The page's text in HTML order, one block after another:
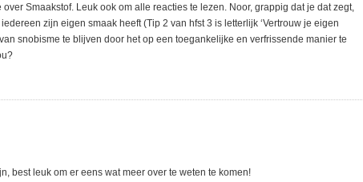
Smaakstof. Leuk ook om alle reacties te lezen. Noor, grappig dat je dat zegt,
zijn eigen smaak heeft (Tip 2 van hfst 3 is letterlijk ‘Vertrouw je eigen
snobisme te blijven door het op een toegankelijke en verfrissende manier te
best leuk om er eens wat meer over te weten te komen!